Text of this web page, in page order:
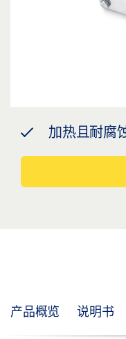
加热且耐腐
产品概览 说明书